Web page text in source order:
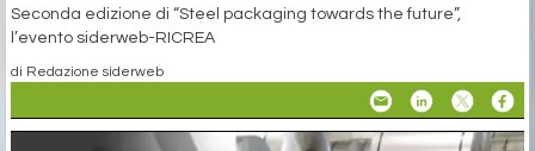
Seconda edizione di “Steel packaging towards the future”,
l’evento siderweb-RICREA
di Redazione siderweb